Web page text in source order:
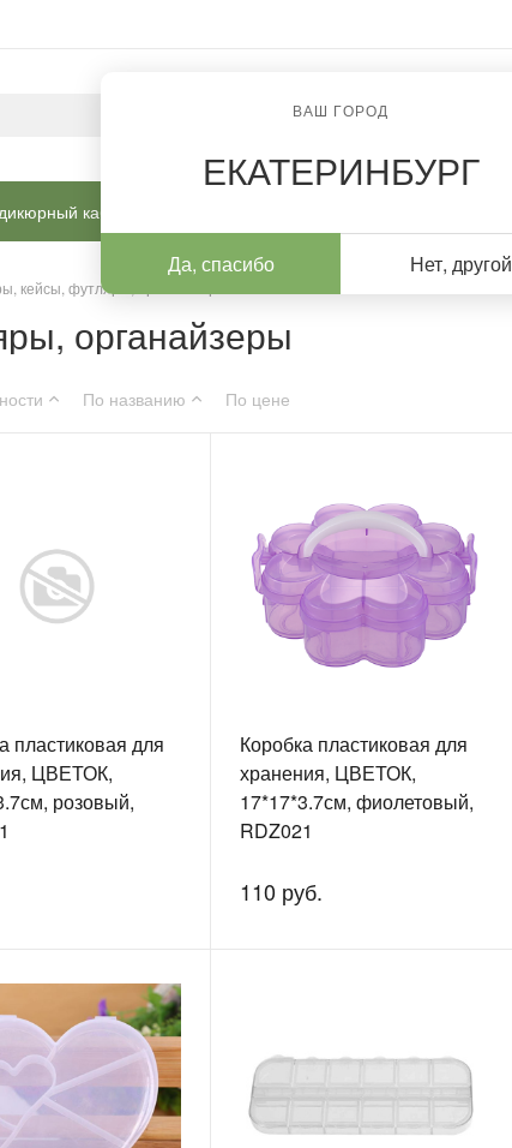
ВАШ ГОРОД
ЕКАТЕРИНБУРГ
Да, спасибо Нет, другой
кабинет
кейсы, футляры, органайзеры
органайзеры
По названию По цене
пластиковая для
ЦВЕТОК,
розовый,
Коробка пластиковая для
хранения, ЦВЕТОК,
17*17*3.7см, фиолетовый,
RDZ021
110 руб.